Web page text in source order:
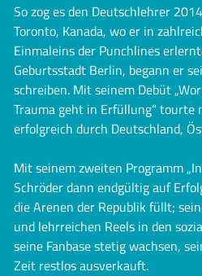
So zog es den Deutschlehrer
Toronto, Kanada, wo er in
Einmaleins der Punchlines
Geburtsstadt Berlin, begann er
schreiben. Mit seinem Debüt
Trauma geht in Erfüllung“ tourte
erfolgreich durch Deutschland,
Mit seinem zweiten Programm
Schröder dann endgültig auf
die Arenen der Republik füllt;
und lehrreichen Reels in den
seine Fanbase stetig wachsen,
Zeit restlos ausverkauft.